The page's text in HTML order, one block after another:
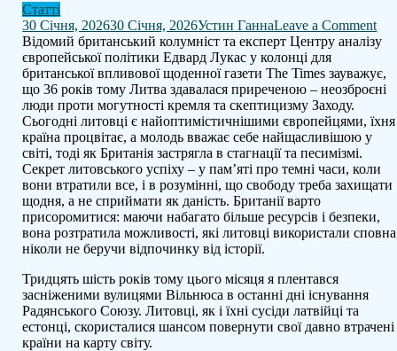
Статті
30 Січня, 202630 Січня, 2026Устин ГаннаLeave a Commenton
Відомий британський колумніст та експерт Центру аналізу
європейської політики Едвард Лукас у колонці для
британської впливової щоденної газети The Times зауважує,
що 36 років тому Литва здавалася приреченою – неозброєні
люди проти могутності кремля та скептицизму Заходу.
Сьогодні литовці є найоптимістичнішими європейцями, їхня
країна процвітає, а молодь вважає себе найщасливішою у
світі, тоді як Британія застрягла в стагнації та песимізмі.
Секрет литовського успіху – у пам’яті про темні часи, коли
вони втратили все, і в розумінні, що свободу треба захищати
щодня, а не сприймати як даність. Британії варто
присоромитися: маючи набагато більше ресурсів і безпеки,
вона розтратила можливості, які литовці використали
ніколи не беручи відпочинку від історії.
Тридцять шість років тому цього місяця я плентався
засніженими вулицями Вільнюса в останні дні існування
Радянського Союзу. Литовці, як і їхні сусіди латвійці та
естонці, скористалися шансом повернути свої давно втрачені
країни на карту світу.